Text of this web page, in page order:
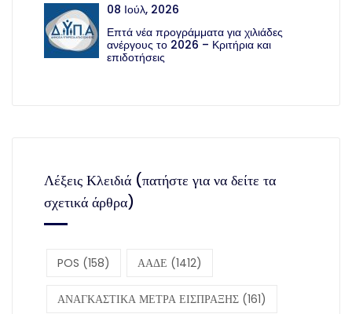
08 Ιούλ, 2026
Επτά νέα προγράμματα για χιλιάδες
ανέργους το 2026 – Κριτήρια και
επιδοτήσεις
Λέξεις Κλειδιά (πατήστε για να δείτε τα
σχετικά άρθρα)
POS (158) ΑΑΔΕ (1412)
ΑΝΑΓΚΑΣΤΙΚΑ ΜΕΤΡΑ ΕΙΣΠΡΑΞΗΣ (161)